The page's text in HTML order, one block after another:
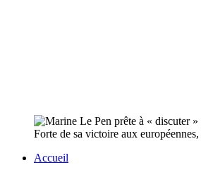
Forte de sa victoire aux
Accueil